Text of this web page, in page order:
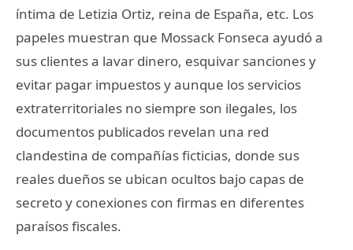
íntima de Letizia Ortiz, reina de España, etc. Los
papeles muestran que Mossack Fonseca ayudó a
sus clientes a lavar dinero, esquivar sanciones y
evitar pagar impuestos y aunque los servicios
extraterritoriales no siempre son ilegales, los
documentos publicados revelan una red
clandestina de compañías ficticias, donde sus
reales dueños se ubican ocultos bajo capas de
secreto y conexiones con firmas en diferentes
paraísos fiscales.